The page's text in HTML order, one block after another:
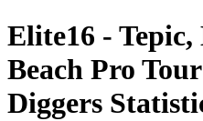
Elite16 -
Beach Pro
Diggers